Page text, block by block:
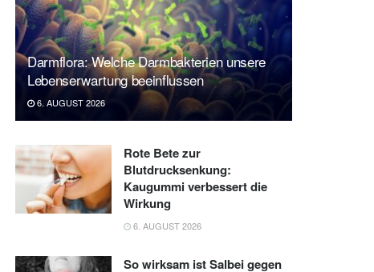
Darmflora: Welche Darmbakterien unsere
Lebenserwartung beeinflussen
6. AUGUST 2026
Rote Bete zur
Blutdrucksenkung:
Kaugummi verbessert die
Wirkung
6. AUGUST 2026
So wirksam ist Salbei gegen